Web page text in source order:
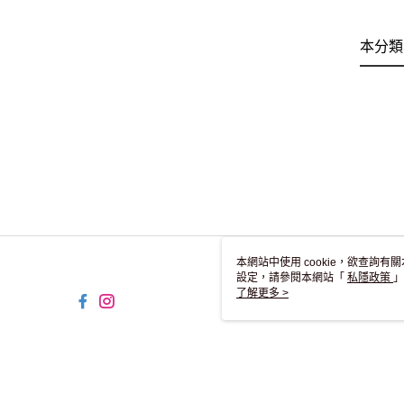
本分
本網站中使用 cookie，欲查詢有
設定，請參閱本網站「 私隱政策
用 cookie。
了解更多 >